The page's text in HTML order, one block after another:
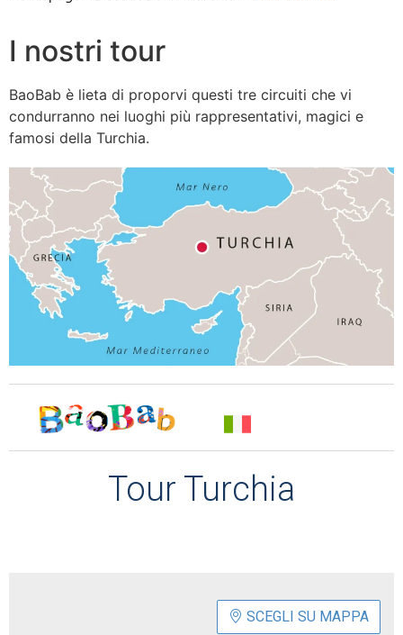
I nostri tour
BaoBab è lieta di proporvi questi tre circuiti che vi
condurranno nei luoghi più rappresentativi, magici e
famosi della Turchia.